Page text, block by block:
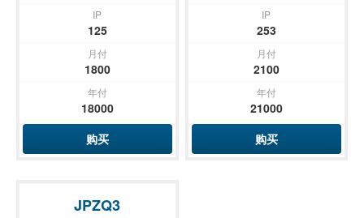
IP
125
月付
1800
年付
18000
购买
IP
253
月付
2100
年付
21000
购买
JPZQ3